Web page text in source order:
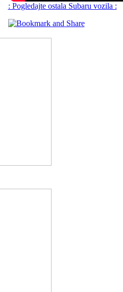
: Pogledajte ostala Subaru vozila :